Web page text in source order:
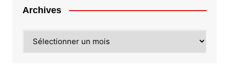
Archives